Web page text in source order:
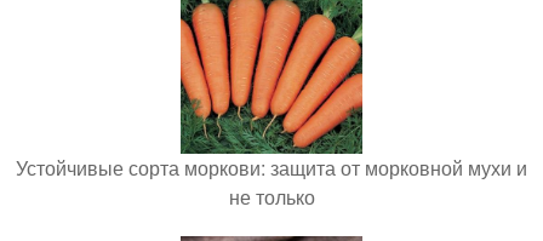
Устойчивые сорта моркови: защита от морковной мухи и
не только